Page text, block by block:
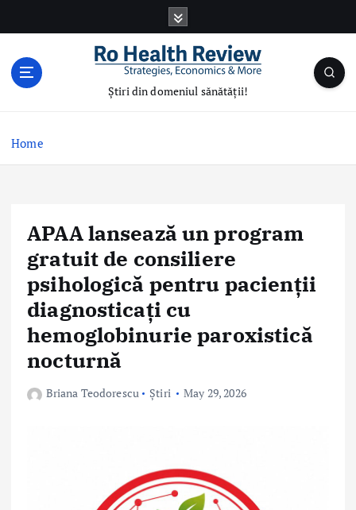
Știri din domeniul sănătății!
Home
APAA lansează un program
gratuit de consiliere
psihologică pentru pacienții
diagnosticați cu
hemoglobinurie paroxistică
nocturnă
Briana Teodorescu Știri May 29, 2026